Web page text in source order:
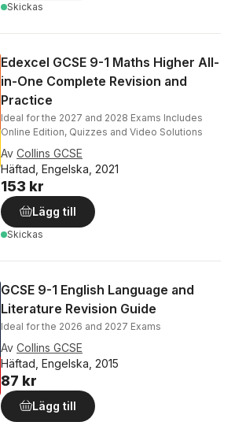
Skickas
Edexcel GCSE 9-1 Maths Higher All-
in-One Complete Revision and
Practice
Ideal for the 2027 and 2028 Exams Includes
Online Edition, Quizzes and Video Solutions
Av Collins GCSE
Häftad, Engelska, 2021
153 kr
Lägg till
Skickas
GCSE 9-1 English Language and
Literature Revision Guide
Ideal for the 2026 and 2027 Exams
Av Collins GCSE
Häftad, Engelska, 2015
87 kr
Lägg till